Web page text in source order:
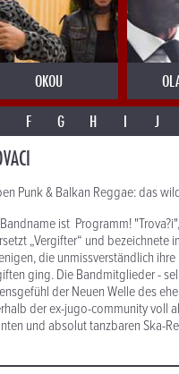
OKOU
F G H I J
Punk & Balkan Reggae: das
ist Programm!
„Vergifter“ und bezeichnete
die unmissverständlich
ging. Die Bandmitglieder -
der Neuen Welle des
der ex-jugo-community voll
und absolut tanzbaren Ska-